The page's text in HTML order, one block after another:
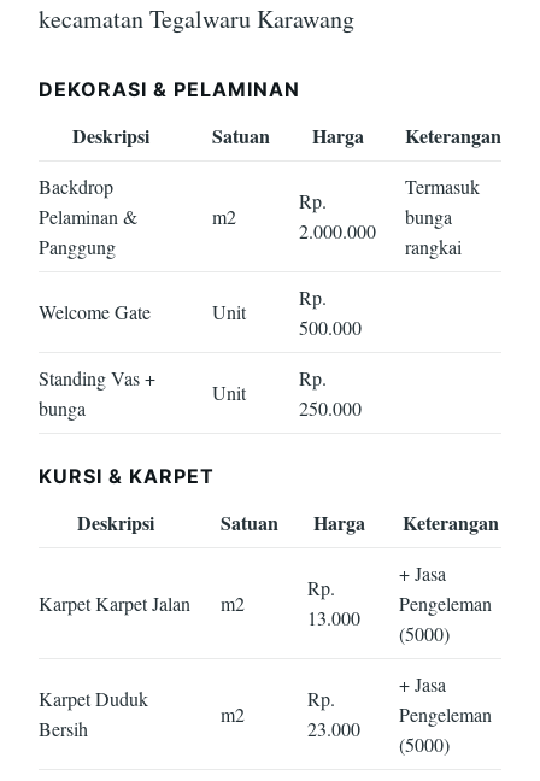
kecamatan Tegalwaru Karawang
DEKORASI & PELAMINAN
Deskripsi Satuan Harga Keterangan
Backdrop
Pelaminan &
Panggung
m2
Rp.
2.000.000
Termasuk
bunga
rangkai
Welcome Gate Unit
Rp.
500.000
Standing Vas +
bunga
Unit
Rp.
250.000
KURSI & KARPET
Deskripsi Satuan Harga Keterangan
Karpet Karpet Jalan m2
Rp.
13.000
+ Jasa
Pengeleman
(5000)
Karpet Duduk
Bersih
m2
Rp.
23.000
+ Jasa
Pengeleman
(5000)